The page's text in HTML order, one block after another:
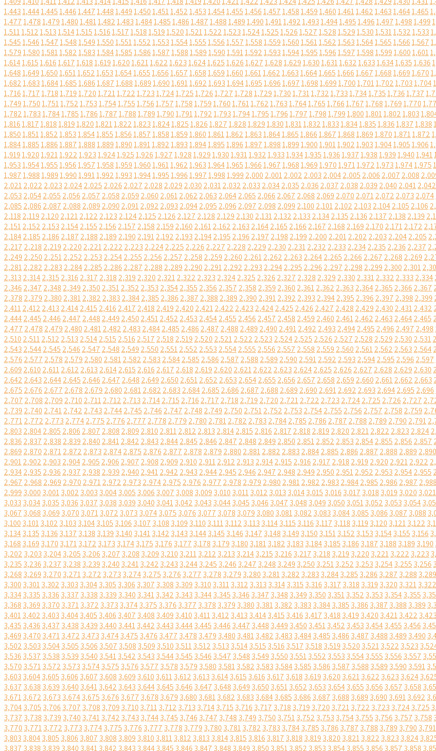
1,4431,4441,4451,4461,4471,4481,4491,4501,4511,4521,4531,4541,4551,4561,4571,4581,4591,4601,4611,4621,4631,4641,465
1,4771,4781,4791,4801,4811,4821,4831,4841,4851,4861,4871,4881,4891,4901,4911,4921,4931,4941,4951,4961,4971,4981,499
1,5111,5121,5131,5141,5151,5161,5171,5181,5191,5201,5211,5221,5231,5241,5251,5261,5271,5281,5291,5301,5311,5321,533
1,5451,5461,5471,5481,5491,5501,5511,5521,5531,5541,5551,5561,5571,5581,5591,5601,5611,5621,5631,5641,5651,5661,567
1,5791,5801,5811,5821,5831,5841,5851,5861,5871,5881,5891,5901,5911,5921,5931,5941,5951,5961,5971,5981,5991,6001,601
1,6141,6151,6161,6171,6181,6191,6201,6211,6221,6231,6241,6251,6261,6271,6281,6291,6301,6311,6321,6331,6341,6351,636
1,6481,6491,6501,6511,6521,6531,6541,6551,6561,6571,6581,6591,6601,6611,6621,6631,6641,6651,6661,6671,6681,6691,670
1,6821,6831,6841,6851,6861,6871,6881,6891,6901,6911,6921,6931,6941,6951,6961,6971,6981,6991,7001,7011,7021,7031,704
1,7161,7171,7181,7191,7201,7211,7221,7231,7241,7251,7261,7271,7281,7291,7301,7311,7321,7331,7341,7351,7361,737
1,7491,7501,7511,7521,7531,7541,7551,7561,7571,7581,7591,7601,7611,7621,7631,7641,7651,7661,7671,7681,7691,770
1,7821,7831,7841,7851,7861,7871,7881,7891,7901,7911,7921,7931,7941,7951,7961,7971,7981,7991,8001,8011,8021,803
1,8161,8171,8181,8191,8201,8211,8221,8231,8241,8251,8261,8271,8281,8291,8301,8311,8321,8331,8341,8351,8361,8371,838
1,8501,8511,8521,8531,8541,8551,8561,8571,8581,8591,8601,8611,8621,8631,8641,8651,8661,8671,8681,8691,8701,8711,872
1,8841,8851,8861,8871,8881,8891,8901,8911,8921,8931,8941,8951,8961,8971,8981,8991,9001,9011,9021,9031,9041,9051,906
1,9191,9201,9211,9221,9231,9241,9251,9261,9271,9281,9291,9301,9311,9321,9331,9341,9351,9361,9371,9381,9391,9401,941
1,9531,9541,9551,9561,9571,9581,9591,9601,9611,9621,9631,9641,9651,9661,9671,9681,9691,9701,9711,9721,9731,9741,975
1,9871,9881,9891,9901,9911,9921,9931,9941,9951,9961,9971,9981,999 2,000 2,0012,002 2,003 2,0042,005 2,006 2,007 2,008
2,0212,022 2,023 2,0242,025 2,026 2,027 2,028 2,029 2,030 2,0312,032 2,033 2,0342,035 2,036 2,037 2,038 2,039 2,040 2,0412,042
2,053 2,0542,055 2,056 2,057 2,058 2,059 2,060 2,0612,062 2,063 2,0642,065 2,066 2,067 2,068 2,069 2,070 2,0712,072 2,073 2,074
2,085 2,086 2,087 2,088 2,089 2,090 2,0912,092 2,093 2,0942,095 2,096 2,097 2,098 2,099 2,100 2,1012,102 2,103 2,1042,105 2,106
2,118 2,119 2,120 2,1212,122 2,123 2,1242,125 2,126 2,127 2,128 2,129 2,130 2,1312,132 2,133 2,1342,135 2,136 2,137 2,138 2,139
2,1512,152 2,153 2,1542,155 2,156 2,157 2,158 2,159 2,160 2,1612,162 2,163 2,1642,165 2,166 2,167 2,168 2,169 2,170 2,1712,172
2,1842,185 2,186 2,187 2,188 2,189 2,190 2,1912,192 2,193 2,1942,195 2,196 2,197 2,198 2,199 2,200 2,2012,202 2,203 2,2042,205
2,217 2,218 2,219 2,220 2,2212,222 2,223 2,2242,225 2,226 2,227 2,228 2,229 2,230 2,2312,232 2,233 2,2342,235 2,236 2,237
2,249 2,250 2,2512,252 2,253 2,2542,255 2,256 2,257 2,258 2,259 2,260 2,2612,262 2,263 2,2642,265 2,266 2,267 2,268 2,269
2,2812,282 2,283 2,2842,285 2,286 2,287 2,288 2,289 2,290 2,2912,292 2,293 2,2942,295 2,296 2,297 2,298 2,299 2,300 2,301
2,313 2,3142,315 2,316 2,317 2,318 2,319 2,320 2,3212,322 2,323 2,3242,325 2,326 2,327 2,328 2,329 2,330 2,3312,332 2,333 2,334
2,346 2,347 2,348 2,349 2,350 2,3512,352 2,353 2,3542,355 2,356 2,357 2,358 2,359 2,360 2,3612,362 2,363 2,3642,365 2,366 2,367
2,378 2,379 2,380 2,3812,382 2,383 2,3842,385 2,386 2,387 2,388 2,389 2,390 2,3912,392 2,393 2,3942,395 2,396 2,397 2,398 2,399
2,4112,412 2,413 2,4142,415 2,416 2,417 2,418 2,419 2,420 2,4212,422 2,423 2,4242,425 2,426 2,427 2,428 2,429 2,430 2,4312,432
2,4442,445 2,446 2,447 2,448 2,449 2,450 2,4512,452 2,453 2,4542,455 2,456 2,457 2,458 2,459 2,460 2,4612,462 2,463 2,4642,465
2,477 2,478 2,479 2,480 2,4812,482 2,483 2,4842,485 2,486 2,487 2,488 2,489 2,490 2,4912,492 2,493 2,4942,495 2,496 2,497 2,498
2,510 2,5112,512 2,513 2,5142,515 2,516 2,517 2,518 2,519 2,520 2,5212,522 2,523 2,5242,525 2,526 2,527 2,528 2,529 2,530 2,531
2,543 2,5442,545 2,546 2,547 2,548 2,549 2,550 2,5512,552 2,553 2,5542,555 2,556 2,557 2,558 2,559 2,560 2,5612,562 2,563 2,564
2,576 2,577 2,578 2,579 2,580 2,5812,582 2,583 2,5842,585 2,586 2,587 2,588 2,589 2,590 2,5912,592 2,593 2,5942,595 2,596 2,597
2,609 2,610 2,6112,612 2,613 2,6142,615 2,616 2,617 2,618 2,619 2,620 2,6212,622 2,623 2,6242,625 2,626 2,627 2,628 2,629 2,630
2,642 2,643 2,6442,645 2,646 2,647 2,648 2,649 2,650 2,6512,652 2,653 2,6542,655 2,656 2,657 2,658 2,659 2,660 2,6612,662 2,663
2,675 2,676 2,677 2,678 2,679 2,680 2,6812,682 2,683 2,6842,685 2,686 2,687 2,688 2,689 2,690 2,6912,692 2,693 2,6942,695 2,696
2,707 2,708 2,709 2,710 2,7112,712 2,713 2,7142,715 2,716 2,717 2,718 2,719 2,720 2,7212,722 2,723 2,7242,725 2,726 2,727
2,739 2,740 2,7412,742 2,743 2,7442,745 2,746 2,747 2,748 2,749 2,750 2,7512,752 2,753 2,7542,755 2,756 2,757 2,758 2,759
2,7712,772 2,773 2,7742,775 2,776 2,777 2,778 2,779 2,780 2,7812,782 2,783 2,7842,785 2,786 2,787 2,788 2,789 2,790 2,791
2,803 2,8042,805 2,806 2,807 2,808 2,809 2,810 2,8112,812 2,813 2,8142,815 2,816 2,817 2,818 2,819 2,820 2,8212,822 2,823 2,824
2,836 2,837 2,838 2,839 2,840 2,8412,842 2,843 2,8442,845 2,846 2,847 2,848 2,849 2,850 2,8512,852 2,853 2,8542,855 2,856 2,857
2,869 2,870 2,8712,872 2,873 2,8742,875 2,876 2,877 2,878 2,879 2,880 2,8812,882 2,883 2,8842,885 2,886 2,887 2,888 2,889 2,890
2,9012,902 2,903 2,9042,905 2,906 2,907 2,908 2,909 2,910 2,9112,912 2,913 2,9142,915 2,916 2,917 2,918 2,919 2,920 2,9212,922
2,9342,935 2,936 2,937 2,938 2,939 2,940 2,9412,942 2,943 2,9442,945 2,946 2,947 2,948 2,949 2,950 2,9512,952 2,953 2,9542,955
2,967 2,968 2,969 2,970 2,9712,972 2,973 2,9742,975 2,976 2,977 2,978 2,979 2,980 2,9812,982 2,983 2,9842,985 2,986 2,987
2,999 3,000 3,0013,002 3,003 3,0043,005 3,006 3,007 3,008 3,009 3,010 3,0113,012 3,013 3,0143,015 3,016 3,017 3,018 3,019 3,020 3,021
3,033 3,0343,035 3,036 3,037 3,038 3,039 3,040 3,0413,042 3,043 3,0443,045 3,046 3,047 3,048 3,049 3,050 3,0513,052 3,053 3,054
3,067 3,068 3,069 3,070 3,0713,072 3,073 3,0743,075 3,076 3,077 3,078 3,079 3,080 3,0813,082 3,083 3,0843,085 3,086 3,087 3,088
3,100 3,1013,102 3,103 3,1043,105 3,106 3,107 3,108 3,109 3,110 3,1113,112 3,113 3,1143,115 3,116 3,117 3,118 3,119 3,120 3,1213,122
3,1343,135 3,136 3,137 3,138 3,139 3,140 3,1413,142 3,143 3,1443,145 3,146 3,147 3,148 3,149 3,150 3,1513,152 3,153 3,1543,155 3,156
3,168 3,169 3,170 3,1713,172 3,173 3,1743,175 3,176 3,177 3,178 3,179 3,180 3,1813,182 3,183 3,1843,185 3,186 3,187 3,188 3,189 3,190
3,202 3,203 3,2043,205 3,206 3,207 3,208 3,209 3,210 3,2113,212 3,213 3,2143,215 3,216 3,217 3,218 3,219 3,220 3,2213,222 3,223
3,235 3,236 3,237 3,238 3,239 3,240 3,2413,242 3,243 3,2443,245 3,246 3,247 3,248 3,249 3,250 3,2513,252 3,253 3,2543,255 3,256
3,268 3,269 3,270 3,2713,272 3,273 3,2743,275 3,276 3,277 3,278 3,279 3,280 3,2813,282 3,283 3,2843,285 3,286 3,287 3,288 3,289
3,300 3,3013,302 3,303 3,3043,305 3,306 3,307 3,308 3,309 3,310 3,3113,312 3,313 3,3143,315 3,316 3,317 3,318 3,319 3,320 3,3213,322
3,3343,335 3,336 3,337 3,338 3,339 3,340 3,3413,342 3,343 3,3443,345 3,346 3,347 3,348 3,349 3,350 3,3513,352 3,353 3,3543,355
3,368 3,369 3,370 3,3713,372 3,373 3,3743,375 3,376 3,377 3,378 3,379 3,380 3,3813,382 3,383 3,3843,385 3,386 3,387 3,388 3,389
3,4013,402 3,403 3,4043,405 3,406 3,407 3,408 3,409 3,410 3,4113,412 3,413 3,4143,415 3,416 3,417 3,418 3,419 3,420 3,4213,422
3,435 3,436 3,437 3,438 3,439 3,440 3,4413,442 3,443 3,4443,445 3,446 3,447 3,448 3,449 3,450 3,4513,452 3,453 3,4543,455 3,456
3,469 3,470 3,4713,472 3,473 3,4743,475 3,476 3,477 3,478 3,479 3,480 3,4813,482 3,483 3,4843,485 3,486 3,487 3,488 3,489 3,490
3,502 3,503 3,5043,505 3,506 3,507 3,508 3,509 3,510 3,5113,512 3,513 3,5143,515 3,516 3,517 3,518 3,519 3,520 3,5213,522 3,523
3,536 3,537 3,538 3,539 3,540 3,5413,542 3,543 3,5443,545 3,546 3,547 3,548 3,549 3,550 3,5513,552 3,553 3,5543,555 3,556 3,557
3,570 3,5713,572 3,573 3,5743,575 3,576 3,577 3,578 3,579 3,580 3,5813,582 3,583 3,5843,585 3,586 3,587 3,588 3,589 3,590 3,591
3,603 3,6043,605 3,606 3,607 3,608 3,609 3,610 3,6113,612 3,613 3,6143,615 3,616 3,617 3,618 3,619 3,620 3,6213,622 3,623 3,624
3,637 3,638 3,639 3,640 3,6413,642 3,643 3,6443,645 3,646 3,647 3,648 3,649 3,650 3,6513,652 3,653 3,6543,655 3,656 3,657 3,658
3,6713,672 3,673 3,6743,675 3,676 3,677 3,678 3,679 3,680 3,6813,682 3,683 3,6843,685 3,686 3,687 3,688 3,689 3,690 3,6913,692
3,7043,705 3,706 3,707 3,708 3,709 3,710 3,7113,712 3,713 3,7143,715 3,716 3,717 3,718 3,719 3,720 3,7213,722 3,723 3,7243,725
3,737 3,738 3,739 3,740 3,7413,742 3,743 3,7443,745 3,746 3,747 3,748 3,749 3,750 3,7513,752 3,753 3,7543,755 3,756 3,757 3,758
3,770 3,7713,772 3,773 3,7743,775 3,776 3,777 3,778 3,779 3,780 3,7813,782 3,783 3,7843,785 3,786 3,787 3,788 3,789 3,790 3,791
3,803 3,8043,805 3,806 3,807 3,808 3,809 3,810 3,8113,812 3,813 3,8143,815 3,816 3,817 3,818 3,819 3,820 3,8213,822 3,823 3,824
3,837 3,838 3,839 3,840 3,8413,842 3,843 3,8443,845 3,846 3,847 3,848 3,849 3,850 3,8513,852 3,853 3,8543,855 3,856 3,857 3,858